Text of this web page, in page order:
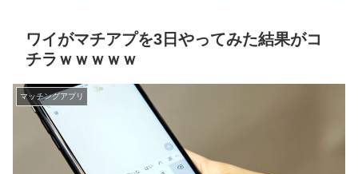
出会いマッチングサイトPCMAX(18禁)
ワイがマチアプを3日やってみた結果がコ
チラｗｗｗｗｗ
マッチングアプリ